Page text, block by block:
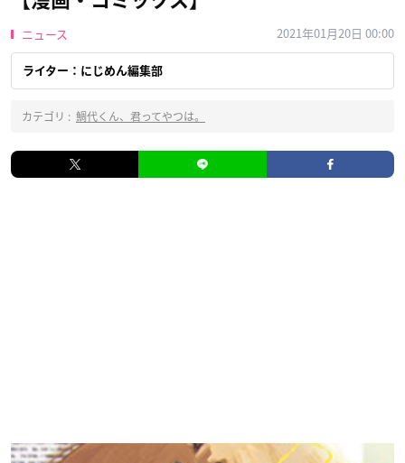
ニュース 2021年01月20日 00:00
ライター：にじめん編集部
カテゴリ : 鯛代くん、君ってやつは。